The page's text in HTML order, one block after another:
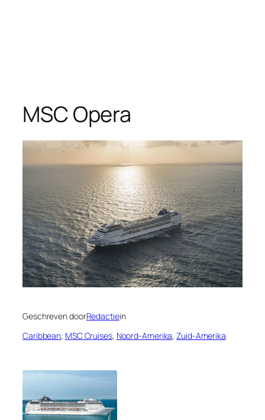
MSC Opera
Geschreven doorRedactiein
Caribbean, MSC Cruises, Noord-Amerika, Zuid-Amerika